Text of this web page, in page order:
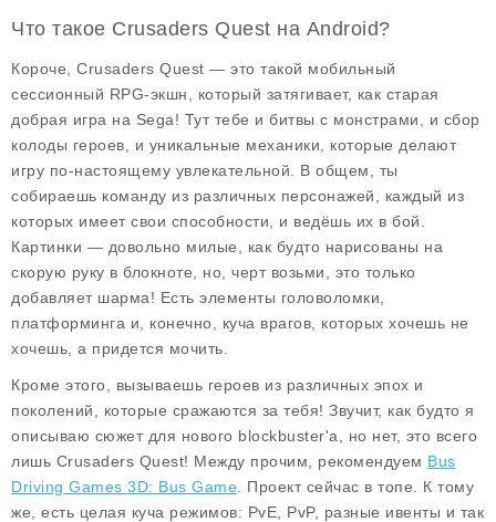
Что такое Crusaders Quest на Android?
Короче, Crusaders Quest — это такой мобильный
сессионный RPG-экшн, который затягивает, как старая
добрая игра на Sega! Тут тебе и битвы с монстрами, и сбор
колоды героев, и уникальные механики, которые делают
игру по-настоящему увлекательной. В общем, ты
собираешь команду из различных персонажей, каждый из
которых имеет свои способности, и ведёшь их в бой.
Картинки — довольно милые, как будто нарисованы на
скорую руку в блокноте, но, черт возьми, это только
добавляет шарма! Есть элементы головоломки,
платформинга и, конечно, куча врагов, которых хочешь не
хочешь, а придется мочить.
Кроме этого, вызываешь героев из различных эпох и
поколений, которые сражаются за тебя! Звучит, как будто я
описываю сюжет для нового blockbuster'а, но нет, это всего
лишь Crusaders Quest! Между прочим, рекомендуем Bus
Driving Games 3D: Bus Game . Проект сейчас в топе. К тому
же, есть целая куча режимов: PvE, PvP, разные ивенты и так